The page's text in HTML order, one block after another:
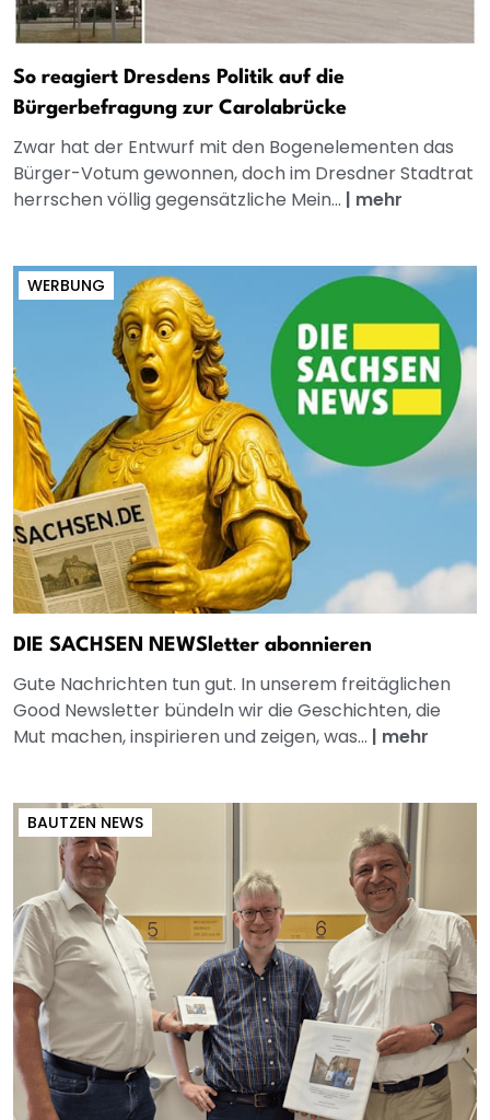
So reagiert Dresdens Politik auf die
Bürgerbefragung zur Carolabrücke
Zwar hat der Entwurf mit den Bogenelementen das
Bürger-Votum gewonnen, doch im Dresdner Stadtrat
herrschen völlig gegensätzliche Mein... | mehr
WERBUNG
DIE SACHSEN NEWSletter abonnieren
Gute Nachrichten tun gut. In unserem freitäglichen
Good Newsletter bündeln wir die Geschichten, die
Mut machen, inspirieren und zeigen, was... | mehr
BAUTZEN NEWS